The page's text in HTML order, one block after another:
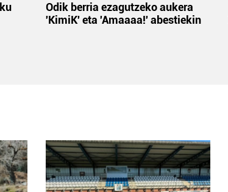
Odik berria ezagutzeko aukera
'KimiK' eta 'Amaaaa!' abestiekin